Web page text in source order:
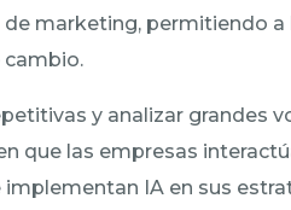
marketing, permitiendo
y analizar grandes
que las empresas
IA en sus